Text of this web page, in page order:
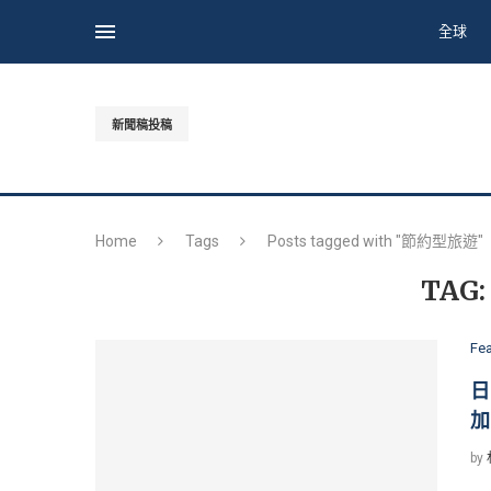
全球
新聞稿投稿
Home Tags Posts tagged with "節約型旅遊"
加
by